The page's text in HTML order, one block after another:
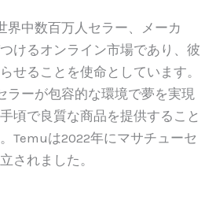
界中数百万人セラー、メーカ
けるオンライン市場であり、彼
せることを使命としています。
ラーが包容的な環境で夢を実現
頃で良質な商品を提供すること
Temuは2022年にマサチューセ
されました。